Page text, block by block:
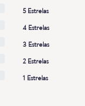
5 Estrelas
4 Estrelas
3 Estrelas
2 Estrelas
1 Estrelas